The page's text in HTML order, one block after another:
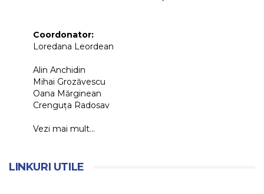
Coordonator:
Loredana Leordean
Alin Anchidin
Mihai Grozăvescu
Oana Mărginean
Crenguța Radosav
Vezi mai mult...
LINKURI UTILE